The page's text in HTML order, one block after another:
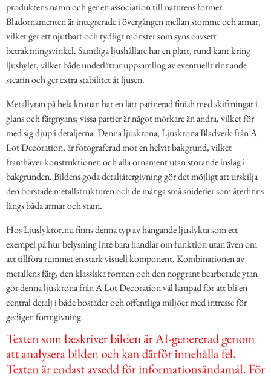
produktens namn och ger en association till naturens former.
Bladornamenten är integrerade i övergången mellan stomme och armar,
vilket ger ett njutbart och tydligt mönster som syns oavsett
betraktningsvinkel. Samtliga ljushållare har en platt, rund kant kring
ljushylet, vilket både underlättar uppsamling av eventuellt rinnande
stearin och ger extra stabilitet åt ljusen.
Metallytan på hela kronan har en lätt patinerad finish med skiftningar i
glans och färgnyans; vissa partier är något mörkare än andra, vilket för
med sig djup i detaljerna. Denna ljuskrona, Ljuskrona Bladverk från A
Lot Decoration, är fotograferad mot en helvit bakgrund, vilket
framhäver konstruktionen och alla ornament utan störande inslag i
bakgrunden. Bildens goda detaljåtergivning gör det möjligt att urskilja
den borstade metallstrukturen och de många små sniderier som återfinns
längs båda armar och stam.
Hos Ljuslyktor.nu finns denna typ av hängande ljuslykta som ett
exempel på hur belysning inte bara handlar om funktion utan även om
att tillföra rummet en stark visuell komponent. Kombinationen av
metallens färg, den klassiska formen och den noggrant bearbetade ytan
gör denna ljuskrona från A Lot Decoration väl lämpad för att bli en
central detalj i både bostäder och offentliga miljöer med intresse för
gedigen formgivning.